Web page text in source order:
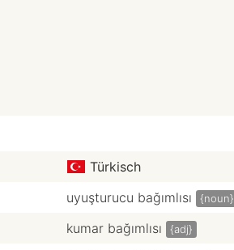
Türkisch
uyuşturucu bağımlısı {noun}
kumar bağımlısı {adj}